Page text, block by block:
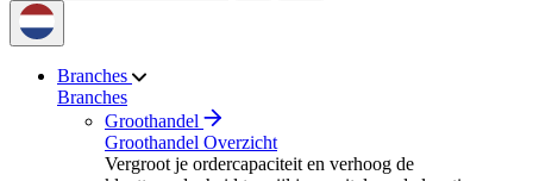
Branches
Branches
Groothandel
Groothandel Overzicht
Vergroot je ordercapaciteit en verhoog de